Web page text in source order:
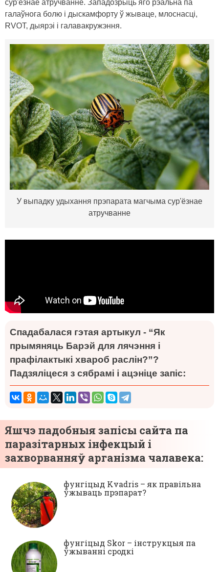
сур'ёзнае атручванне. Западозрыць яго рэальна па
галаўнога болю і дыскамфорту ў жываце, млоснасці,
RVOT, дыярэі і галавакружэння.
У выпадку удыхання прэпарата магчыма сур'ёзнае
атручванне
Спадабалася гэтая артыкул - “Як
прымяняць Барэй для лячэння і
прафілактыкі хвароб раслін?”?
Падзяліцеся з сябрамі і ацэніце запіс:
Яшчэ падобныя запісы сайта па
паразітарных інфекцый і
захворванняў арганізма чалавека:
фунгіцыд Kvadris – як правільна
ўжываць прэпарат?
фунгіцыд Skor – інструкцыя па
ўжыванні сродкі